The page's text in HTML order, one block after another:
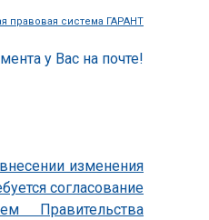
правовая система ГАРАНТ
изменения
согласование
Правительства